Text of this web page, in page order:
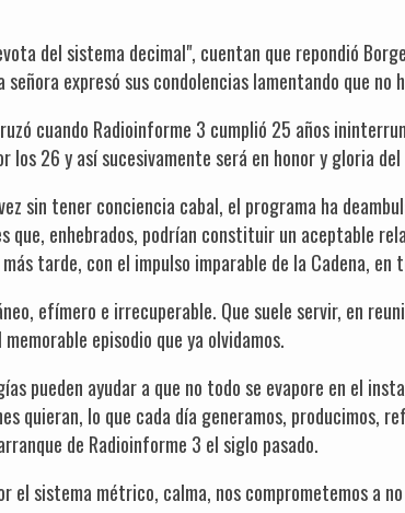
del sistema decimal", cuentan que repondió
señora expresó sus condolencias lamentando que no
cuando Radioinforme 3 cumplió 25 años
los 26 y así sucesivamente será en honor y gloria
sin tener conciencia cabal, el programa ha
que, enhebrados, podrían constituir un aceptable
tarde, con el impulso imparable de la Cadena, en
efímero e irrecuperable. Que suele servir, en
episodio que ya olvidamos.
pueden ayudar a que no todo se evapore en el
quieran, lo que cada día generamos, producimos,
de Radioinforme 3 el siglo pasado.
el sistema métrico, calma, nos comprometemos a